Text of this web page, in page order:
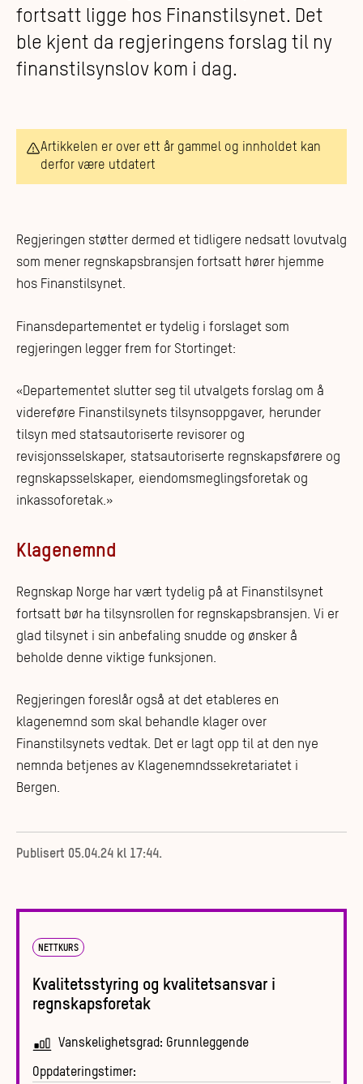
fortsatt ligge hos Finanstilsynet. Det
ble kjent da regjeringens forslag til ny
finanstilsynslov kom i dag.
Artikkelen er over ett år gammel og innholdet kan
derfor være utdatert
Regjeringen støtter dermed et tidligere nedsatt lovutvalg
som mener regnskapsbransjen fortsatt hører hjemme
hos Finanstilsynet.
Finansdepartementet er tydelig i forslaget som
regjeringen legger frem for Stortinget:
«Departementet slutter seg til utvalgets forslag om å
videreføre Finanstilsynets tilsynsoppgaver, herunder
tilsyn med statsautoriserte revisorer og
revisjonsselskaper, statsautoriserte regnskapsførere og
regnskapsselskaper, eiendomsmeglingsforetak og
inkassoforetak.»
Klagenemnd
Regnskap Norge har vært tydelig på at Finanstilsynet
fortsatt bør ha tilsynsrollen for regnskapsbransjen. Vi er
glad tilsynet i sin anbefaling snudde og ønsker å
beholde denne viktige funksjonen.
Regjeringen foreslår også at det etableres en
klagenemnd som skal behandle klager over
Finanstilsynets vedtak. Det er lagt opp til at den nye
nemnda betjenes av Klagenemndssekretariatet i
Bergen.
Publisert 05.04.24 kl 17:44.
NETTKURS
Kvalitetsstyring og kvalitetsansvar i
regnskapsforetak
Vanskelighetsgrad: Grunnleggende
Oppdateringstimer: